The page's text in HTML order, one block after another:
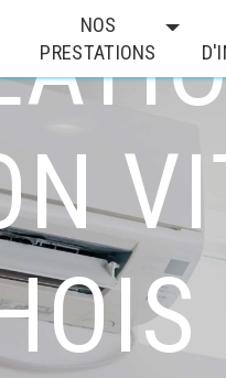
NOS
PRESTATIONS